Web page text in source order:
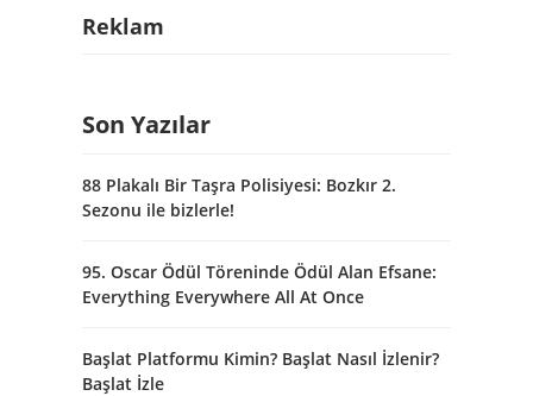
Reklam
Son Yazılar
88 Plakalı Bir Taşra Polisiyesi: Bozkır 2.
Sezonu ile bizlerle!
95. Oscar Ödül Töreninde Ödül Alan Efsane:
Everything Everywhere All At Once
Başlat Platformu Kimin? Başlat Nasıl İzlenir?
Başlat İzle